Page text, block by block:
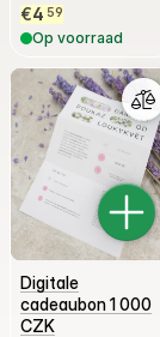
€4 59
Op voorraad
Digitale
cadeaubon 1 000
CZK